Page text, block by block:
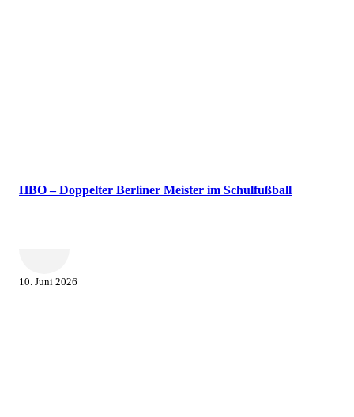
HBO – Doppelter Berliner Meister im Schulfußball
10. Juni 2026